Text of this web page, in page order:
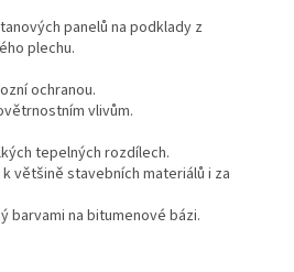
panelů na podklady z
plechu.
ochranou.
vlivům.
tepelných rozdílech.
většině stavebních materiálů i za
barvami na bitumenové bázi.